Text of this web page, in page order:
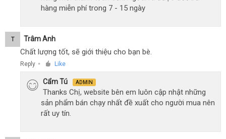
hàng miễn phí trong 7 - 15 ngày
T Trâm Anh
Chất lượng tốt, sẽ giới thiệu cho bạn bè.
Reply ● Like
Cẩm Tú ADMIN
Thanks Chị, website bên em luôn cập nhật những
sản phẩm bán chạy nhất đề xuất cho người mua nên
rất uy tín.